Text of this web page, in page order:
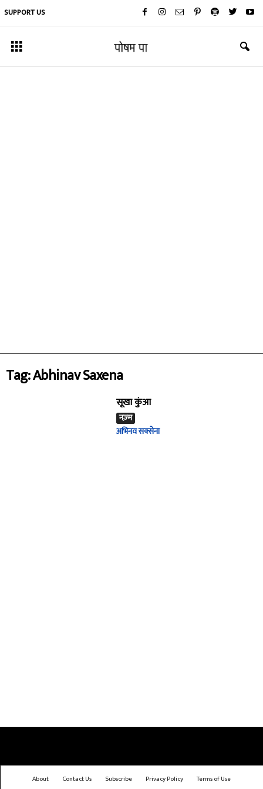
SUPPORT US
Tag: Abhinav Saxena
सूखा कुंआ
नज़्म
अभिनव सक्सेना
About Contact Us Subscribe Privacy Policy
Terms of Use